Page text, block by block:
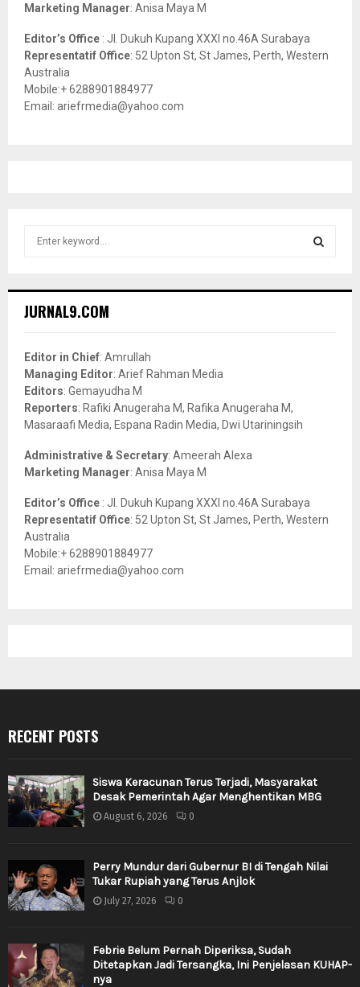
Marketing Manager: Anisa Maya M
Editor’s Office : Jl. Dukuh Kupang XXXI no.46A Surabaya
Representatif Office: 52 Upton St, St James, Perth, Western
Australia
Mobile:+ 6288901884977
Email: ariefrmedia@yahoo.com
h
o
r
:
JURNAL9.COM
Editor in Chief: Amrullah
Managing Editor: Arief Rahman Media
Editors: Gemayudha M
Reporters: Rafiki Anugeraha M, Rafika Anugeraha M,
Masaraafi Media, Espana Radin Media, Dwi Utariningsih
Administrative & Secretary: Ameerah Alexa
Marketing Manager: Anisa Maya M
Editor’s Office : Jl. Dukuh Kupang XXXI no.46A Surabaya
Representatif Office: 52 Upton St, St James, Perth, Western
Australia
Mobile:+ 6288901884977
Email: ariefrmedia@yahoo.com
RECENT POSTS
Siswa Keracunan Terus Terjadi, Masyarakat
Desak Pemerintah Agar Menghentikan MBG
August 6, 2026 0
Perry Mundur dari Gubernur BI di Tengah Nilai
Tukar Rupiah yang Terus Anjlok
July 27, 2026 0
Febrie Belum Pernah Diperiksa, Sudah
Ditetapkan Jadi Tersangka, Ini Penjelasan KUHAP-
nya